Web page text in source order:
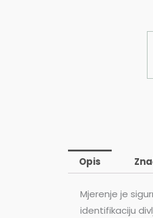
Opis
Mjerenje je
identifikaciju